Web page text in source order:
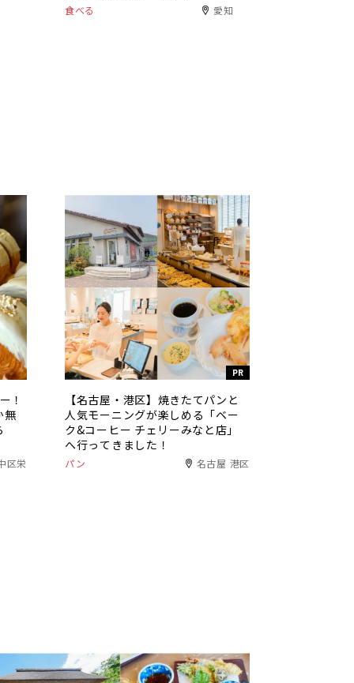
食べる 愛知
！
無
区栄
PR
【名古屋・港区】焼きたてパンと
人気モーニングが楽しめる「ベー
ク&コーヒー チェリーみなと店」
へ行ってきました！
パン 名古屋 港区